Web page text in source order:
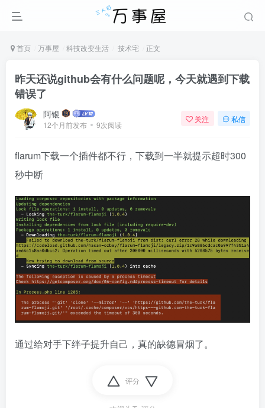
首页 万事屋 科技改变生活 技术宅 正文
昨天还说github会有什么问题呢，今天就遇到下载
错误了
阿银
12个月前发布 9次阅读
关注 私信
flarum下载一个插件都不行，下载到一半就提示超时300
秒中断
通过给对手下绊子提升自己，真的缺德冒烟了。
评分